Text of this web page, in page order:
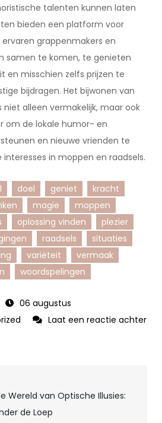
talenten kunnen laten
bieden een platform voor
grappenmakers en
samen te komen, te genieten
en misschien zelfs prijzen te
bijdragen. Het bijwonen van
alleen vermakelijk, maar ook
om de lokale humor- en
en nieuwe vrienden te
in moppen en raadsels.
doel geniet
kracht
magie
moppen
oplossing vinden
plezier
raadsels
situaties
variëteit
vermaak
woordspelingen
06 augustus
Laat een reactie achter
Wereld van Optische Illusies:
de Loep